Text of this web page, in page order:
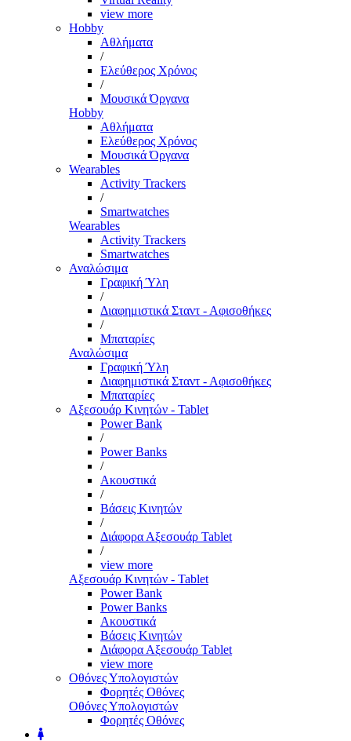
view more
Hobby
Αθλήματα
/
Ελεύθερος Χρόνος
/
Μουσικά Όργανα
Hobby
Αθλήματα
Ελεύθερος Χρόνος
Μουσικά Όργανα
Wearables
Activity Trackers
/
Smartwatches
Wearables
Activity Trackers
Smartwatches
Αναλώσιμα
Γραφική Ύλη
/
Διαφημιστικά Σταντ - Αφισοθήκες
/
Μπαταρίες
Αναλώσιμα
Γραφική Ύλη
Διαφημιστικά Σταντ - Αφισοθήκες
Μπαταρίες
Αξεσουάρ Κινητών - Tablet
Power Bank
/
Power Banks
/
Ακουστικά
/
Βάσεις Κινητών
/
Διάφορα Αξεσουάρ Tablet
/
view more
Αξεσουάρ Κινητών - Tablet
Power Bank
Power Banks
Ακουστικά
Βάσεις Κινητών
Διάφορα Αξεσουάρ Tablet
view more
Οθόνες Υπολογιστών
Φορητές Οθόνες
Οθόνες Υπολογιστών
Φορητές Οθόνες